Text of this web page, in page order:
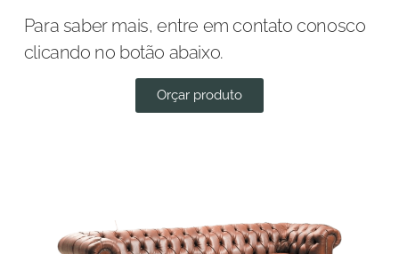
Para saber mais, entre em contato conosco
clicando no botão abaixo.
Orçar produto